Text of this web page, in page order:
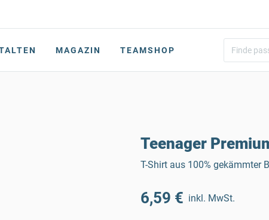
MAGAZIN TEAMSHOP
Teenager
T-Shirt aus 100% gekämmter
6,59 € inkl. MwSt.